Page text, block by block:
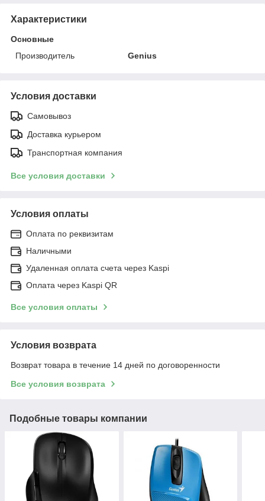
Характеристики
Основные
Производитель
Genius
Условия доставки
Самовывоз
Доставка курьером
Транспортная компания
Все условия доставки
Условия оплаты
Оплата по реквизитам
Наличными
Удаленная оплата счета через Kaspi
Оплата через Kaspi QR
Все условия оплаты
Условия возврата
Возврат товара в течение 14 дней по договоренности
Все условия возврата
Подобные товары компании